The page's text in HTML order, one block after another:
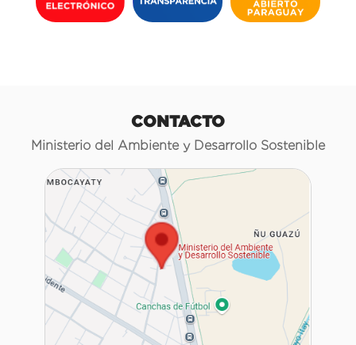
CONTACTO
Ministerio del Ambiente y Desarrollo Sostenible